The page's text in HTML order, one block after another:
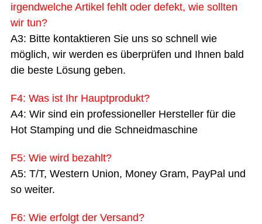
irgendwelche Artikel fehlt oder defekt, wie sollten
wir tun?
A3: Bitte kontaktieren Sie uns so schnell wie
möglich, wir werden es überprüfen und Ihnen bald
die beste Lösung geben.
F4: Was ist Ihr Hauptprodukt?
A4: Wir sind ein professioneller Hersteller für die
Hot Stamping und die Schneidmaschine
F5: Wie wird bezahlt?
A5: T/T, Western Union, Money Gram, PayPal und
so weiter.
F6: Wie erfolgt der Versand?